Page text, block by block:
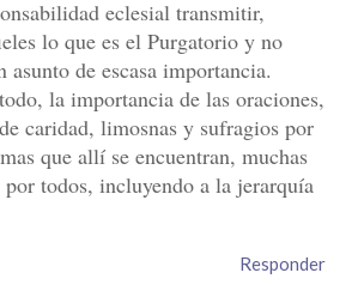
eclesial transmitir,
lo que es el Purgatorio y no
asunto de escasa importancia.
la importancia de las oraciones,
caridad, limosnas y sufragios por
que allí se encuentran, muchas
por todos, incluyendo a la jerarquía
Responder